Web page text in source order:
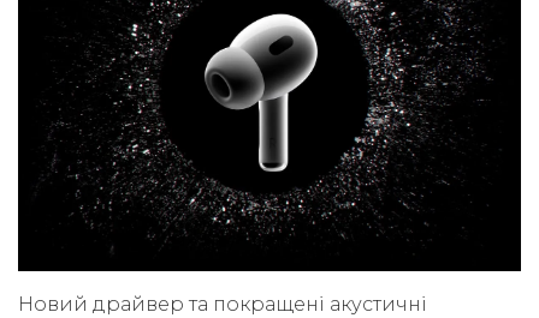
Новий драйвер та покращені акустичні